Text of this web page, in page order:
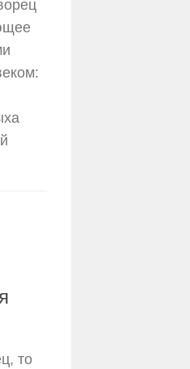
то